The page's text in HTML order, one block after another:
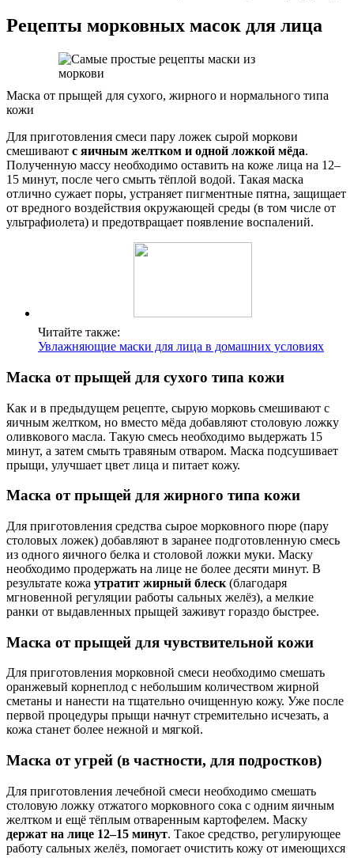
Рецепты морковных масок для лица
Маска от прыщей для сухого, жирного и нормального типа
кожи
Для приготовления смеси пару ложек сырой моркови
смешивают с яичным желтком и одной ложкой мёда.
Полученную массу необходимо оставить на коже лица на 12–
15 минут, после чего смыть тёплой водой. Такая маска
отлично сужает поры, устраняет пигментные пятна, защищает
от вредного воздействия окружающей среды (в том числе от
ультрафиолета) и предотвращает появление воспалений.
Читайте также:
Увлажняющие маски для лица в домашних условиях
Маска от прыщей для сухого типа кожи
Как и в предыдущем рецепте, сырую морковь смешивают с
яичным желтком, но вместо мёда добавляют столовую ложку
оливкового масла. Такую смесь необходимо выдержать 15
минут, а затем смыть травяным отваром. Маска подсушивает
прыщи, улучшает цвет лица и питает кожу.
Маска от прыщей для жирного типа кожи
Для приготовления средства сырое морковного пюре (пару
столовых ложек) добавляют в заранее подготовленную смесь
из одного яичного белка и столовой ложки муки. Маску
необходимо продержать на лице не более десяти минут. В
результате кожа утратит жирный блеск (благодаря
мгновенной регуляции работы сальных желёз), а мелкие
ранки от выдавленных прыщей заживут гораздо быстрее.
Маска от прыщей для чувствительной кожи
Для приготовления морковной смеси необходимо смешать
оранжевый корнеплод с небольшим количеством жирной
сметаны и нанести на тщательно очищенную кожу. Уже после
первой процедуры прыщи начнут стремительно исчезать, а
кожа станет более нежной и мягкой.
Маска от угрей (в частности, для подростков)
Для приготовления лечебной смеси необходимо смешать
столовую ложку отжатого морковного сока с одним яичным
желтком и ещё тёплым отваренным картофелем. Маску
держат на лице 12–15 минут. Такое средство, регулирующее
работу сальных желёз, помогает очистить кожу от имеющихся